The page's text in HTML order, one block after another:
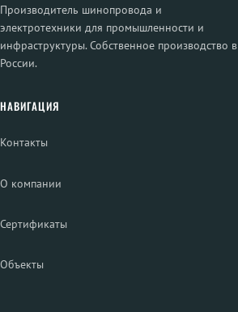
Производитель шинопровода и
электротехники для промышленности и
инфраструктуры. Собственное производство в
России.
НАВИГАЦИЯ
Контакты
О компании
Сертификаты
Объекты